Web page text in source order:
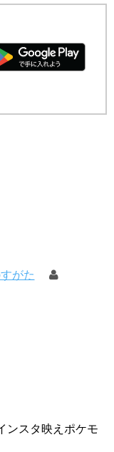
がた
ンスタ映えポケモ